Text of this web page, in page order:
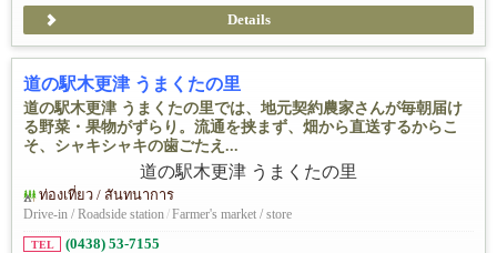
Details
道の駅木更津 うまくたの里
道の駅木更津 うまくたの里では、地元契約農家さんが毎朝届け
る野菜・果物がずらり。流通を挟まず、畑から直送するからこ
そ、シャキシャキの歯ごたえ...
ท่องเที่ยว / สันทนาการ
Drive-in / Roadside station/Farmer's market / store
TEL (0438) 53-7155